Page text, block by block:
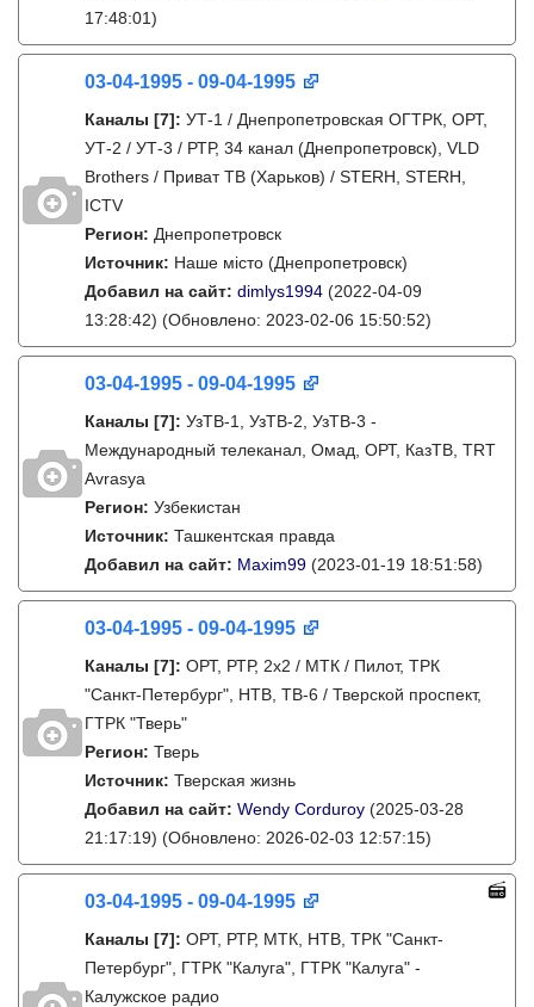
17:48:01)
03-04-1995 - 09-04-1995
Каналы [7]: УТ-1 / Днепропетровская ОГТРК, ОРТ,
УТ-2 / УТ-3 / РТР, 34 канал (Днепропетровск), VLD
Brothers / Приват ТВ (Харьков) / STERH, STERH,
ICTV
Регион: Днепропетровск
Источник: Наше місто (Днепропетровск)
Добавил на сайт: dimlys1994 (2022-04-09
13:28:42) (Обновлено: 2023-02-06 15:50:52)
03-04-1995 - 09-04-1995
Каналы [7]: УзТВ-1, УзТВ-2, УзТВ-3 -
Международный телеканал, Омад, ОРТ, КазТВ, TRT
Avrasya
Регион: Узбекистан
Источник: Ташкентская правда
Добавил на сайт: Maxim99 (2023-01-19 18:51:58)
03-04-1995 - 09-04-1995
Каналы [7]: ОРТ, РТР, 2х2 / МТК / Пилот, ТРК
"Санкт-Петербург", НТВ, ТВ-6 / Тверской проспект,
ГТРК "Тверь"
Регион: Тверь
Источник: Тверская жизнь
Добавил на сайт: Wendy Corduroy (2025-03-28
21:17:19) (Обновлено: 2026-02-03 12:57:15)
03-04-1995 - 09-04-1995
Каналы [7]: ОРТ, РТР, МТК, НТВ, ТРК "Санкт-
Петербург", ГТРК "Калуга", ГТРК "Калуга" -
Калужское радио